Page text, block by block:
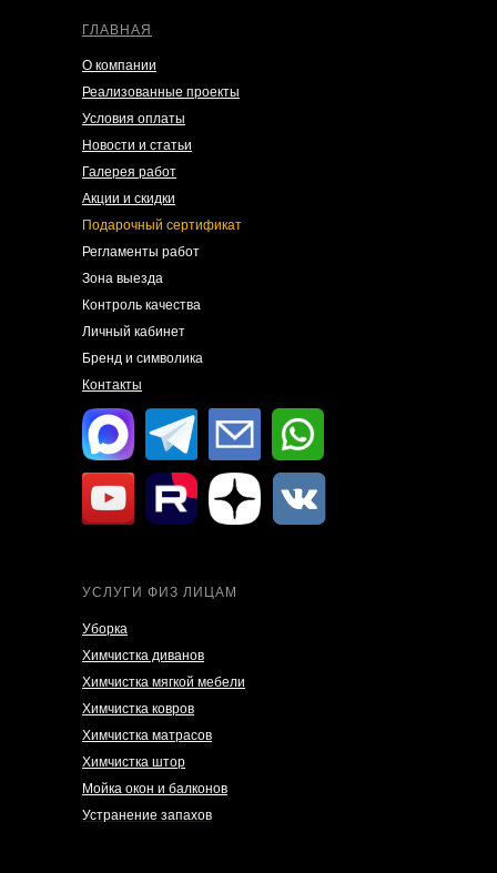
ГЛАВНАЯ
О компании
Реализованные проекты
Условия оплаты
Новости и статьи
Галерея работ
Акции и скидки
Подарочный сертификат
Регламенты работ
Зона выезда
Контроль качества
Личный кабинет
Бренд и символика
Контакты
УСЛУГИ ФИЗ ЛИЦАМ
Уборка
Химчистка диванов
Химчистка мягкой мебели
Химчистка ковров
Химчистка матрасов
Химчистка штор
Мойка окон и балконов
Устранение запахов